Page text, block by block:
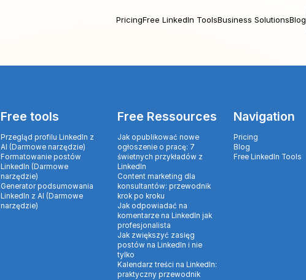
PricingFree LinkedIn ToolsBusiness SolutionsBlog
Free tools
Przegląd profilu LinkedIn z
AI (Darmowe narzędzie)
Formatowanie postów
LinkedIn (Darmowe
narzędzie)
Generator podsumowania
LinkedIn z AI (Darmowe
narzędzie)
Free Ressources
Jak opublikować nowe
ogłoszenie o pracę: 7
świetnych przykładów z
LinkedIn
Content marketing dla
konsultantów: przewodnik
krok po kroku
Jak odpowiadać na
komentarze na LinkedIn jak
profesjonalista
Jak zwiększyć zasięg
postów na LinkedIn i nie
tylko
Kalendarz treści na LinkedIn:
praktyczny przewodnik
Navigation
Pricing
Blog
Free LinkedIn Tools